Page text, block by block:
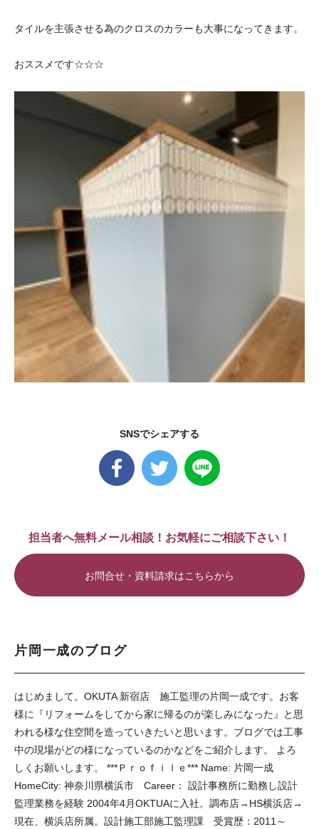
タイルを主張させる為のクロスのカラーも大事になってきます。
おススメです☆☆☆
SNSでシェアする
担当者へ無料メール相談！お気軽にご相談下さい！
お問合せ・資料請求はこちらから
片岡一成のブログ
はじめまして。OKUTA 新宿店 施工監理の片岡一成です。お客
様に『リフォームをしてから家に帰るのが楽しみになった』と思
われる様な住空間を造っていきたいと思います。ブログでは工事
中の現場がどの様になっているのかなどをご紹介します。 よろ
しくお願いします。 ***Ｐｒｏｆｉｌｅ*** Name: 片岡一成
HomeCity: 神奈川県横浜市 Career： 設計事務所に勤務し設計
監理業務を経験 2004年4月OKTUAに入社。調布店→HS横浜店→
現在、横浜店所属。設計施工部施工監理課 受賞歴：2011～